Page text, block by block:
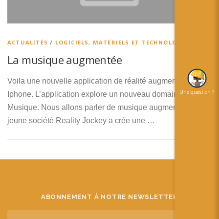
日本語
Español
ACTUALITÉS / LOGICIELS, MATÉRIELS ET TECHNOLOGIES
La musique augmentée
Voila une nouvelle application de réalité augmentée sur
Iphone. L’application explore un nouveau domaine la
Musique. Nous allons parler de musique augmentée. La
jeune société Reality Jockey a crée une …
ABONNEMENT À NOTRE NEWSLETTER
Une question ?